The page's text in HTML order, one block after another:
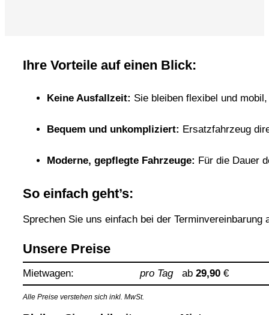
Ihre Vorteile auf einen Blick:
Keine Ausfallzeit: Sie bleiben flexibel und
Bequem und unkompliziert: Ersatzfahrzeug
Moderne, gepflegte Fahrzeuge: Für die Dauer
So einfach geht’s:
Sprechen Sie uns einfach bei der
Unsere Preise
Mietwagen: pro Tagab 29,90 €
Alle Preise verstehen sich inkl. MwSt.